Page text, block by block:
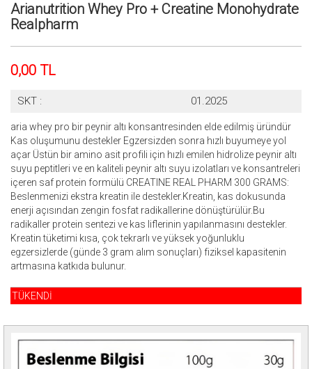
Arianutrition Whey Pro + Creatine Monohydrate
Realpharm
0,00 TL
SKT : 01.2025
aria whey pro bir peynir altı konsantresinden elde edilmiş üründür
Kas oluşumunu destekler Egzersizden sonra hızlı buyumeye yol
açar Üstün bir amino asit profili için hızlı emilen hidrolize peynir altı
suyu peptitleri ve en kaliteli peynir altı suyu izolatları ve konsantreleri
içeren saf protein formülü CREATINE REAL PHARM 300 GRAMS:
Beslenmenizi ekstra kreatin ile destekler.Kreatin, kas dokusunda
enerji açısından zengin fosfat radikallerine dönüştürülür.Bu
radikaller protein sentezi ve kas liflerinin yapılanmasını destekler.
Kreatin tüketimi kısa, çok tekrarlı ve yüksek yoğunluklu
egzersizlerde (günde 3 gram alım sonuçları) fiziksel kapasitenin
artmasına katkıda bulunur.
TÜKENDİ